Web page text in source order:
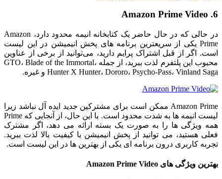
6. Amazon Prime Video
در حالی که در حال حاضر یک کتابخانه انیمه محدود دارد، Amazon
Prime یکی از سریعترین برنامه های پخش انیمیشن در این لیست
است. اگر از قبل اشتراک پرایم دارید، می‌توانید از برخی از عناوین
محبوب این پلتفرم لذت ببرید، از جمله GTO، Blade of the Immortal،
Hunter X Hunter، Dororo، Psycho-Pass، Vinland Saga و غیره.
Amazon Prime ممکن است برای مشترکین جدید ایده آل نباشد زیرا
لیست انیمه ها به شدت محدود است. با این حال، از آنجایی که Prime
همه ویژگی ها را به صورت یک بسته ارائه می دهد، اگر مشترک
فعلی هستید، می توانید از پخش انیمیشن با کیفیت بالا لذت ببرید.
تجربه کاربری درون برنامه ای یکی از بهترین ها در این لیست است.
بهترین ویژگی های Amazon Prime Video